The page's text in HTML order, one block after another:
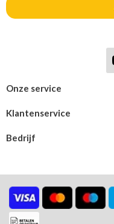
Bedrijf
Klantenservice
Onze service